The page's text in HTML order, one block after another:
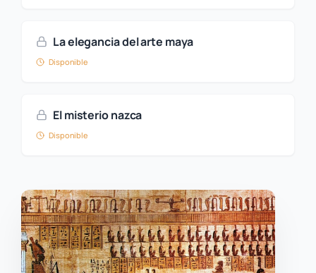
La elegancia del arte maya
Disponible
El misterio nazca
Disponible